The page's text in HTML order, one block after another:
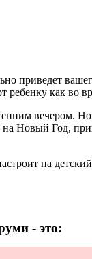
приведет
как во
вечером.
Новый Год,
на
- это: